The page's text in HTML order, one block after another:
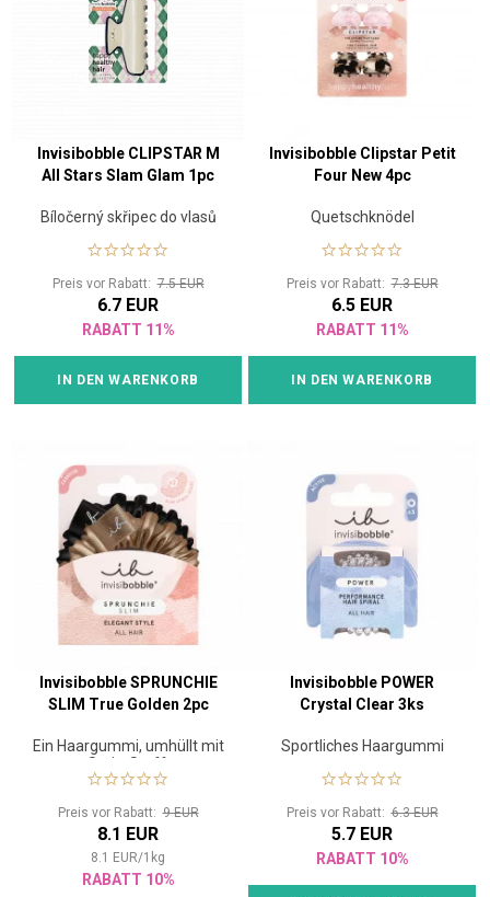
Invisibobble CLIPSTAR M
All Stars Slam Glam 1pc
Bíločerný skřipec do vlasů
Preis vor Rabatt:7.5 EUR
6.7 EUR
RABATT 11%
IN DEN WARENKORB
Invisibobble Clipstar Petit
Four New 4pc
Quetschknödel
Preis vor Rabatt:7.3 EUR
6.5 EUR
RABATT 11%
IN DEN WARENKORB
Invisibobble SPRUNCHIE
SLIM True Golden 2pc
Ein Haargummi, umhüllt mit
Satin-Stoff.
Preis vor Rabatt:9 EUR
8.1 EUR
8.1 EUR/1 kg
RABATT 10%
Invisibobble POWER
Crystal Clear 3ks
Sportliches Haargummi
Preis vor Rabatt:6.3 EUR
5.7 EUR
RABATT 10%